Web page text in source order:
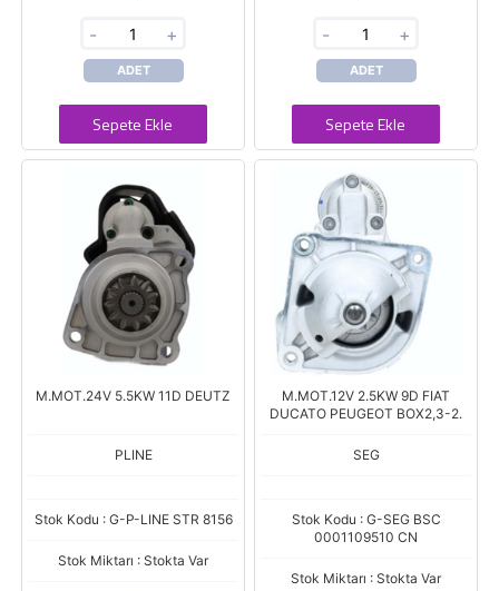
- +
ADET
Sepete Ekle
- +
ADET
Sepete Ekle
M.MOT.24V 5.5KW 11D DEUTZ
PLINE
Stok Kodu : G-P-LINE STR 8156
Stok Miktarı : Stokta Var
M.MOT.12V 2.5KW 9D FIAT
DUCATO PEUGEOT BOX2,3-2.
SEG
Stok Kodu : G-SEG BSC
0001109510 CN
Stok Miktarı : Stokta Var